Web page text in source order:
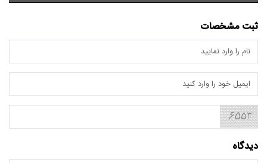
ثبت مشخصات
دیدگاه